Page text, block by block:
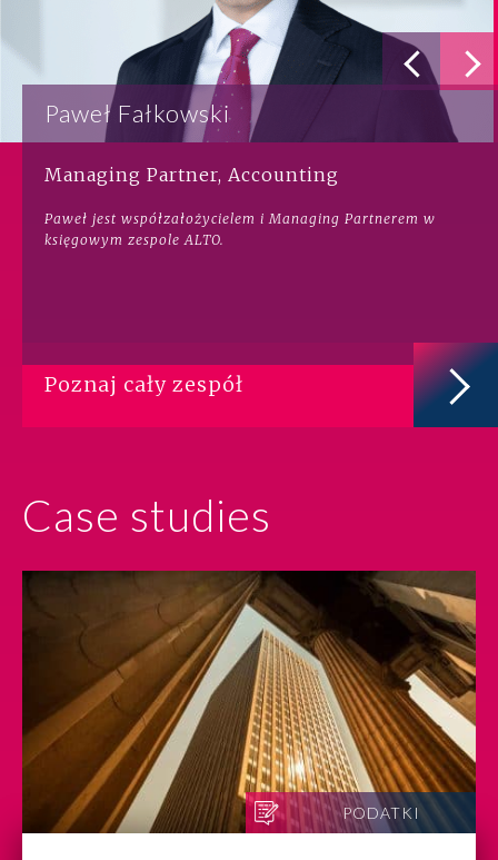
Paweł Fałkowski
Managing Partner, Accounting
Paweł jest współzałożycielem i Managing Partnerem w
księgowym zespole ALTO.
Poznaj cały zespół
Case studies
PODATKI